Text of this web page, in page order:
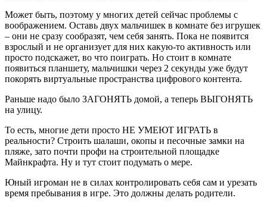
Может быть, поэтому у многих детей сейчас проблемы с
воображением. Оставь двух мальчишек в комнате без игрушек
– они не сразу сообразят, чем себя занять. Пока не появится
взрослый и не организует для них какую-то активность или
просто подскажет, во что поиграть. Но стоит в комнате
появиться планшету, мальчишки через 2 секунды уже будут
покорять виртуальные пространства цифрового контента.
Раньше надо было ЗАГОНЯТЬ домой, а теперь ВЫГОНЯТЬ
на улицу.
То есть, многие дети просто НЕ УМЕЮТ ИГРАТЬ в
реальности? Строить шалаши, окопы и песочные замки на
пляже, зато почти профи на строительной площадке
Майнкрафта. Ну и тут стоит подумать о мере.
Юный игроман не в силах контролировать себя сам и урезать
время пребывания в игре. Это должны делать родители.